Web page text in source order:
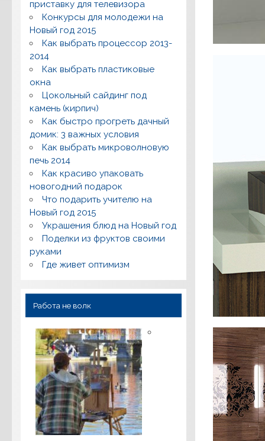
приставку для телевизора
Конкурсы для молодежи на
Новый год 2015
Как выбрать процессор 2013-
2014
Как выбрать пластиковые
окна
Цокольный сайдинг под
камень (кирпич)
Как быстро прогреть дачный
домик: 3 важных условия
Как выбрать микроволновую
печь 2014
Как красиво упаковать
новогодний подарок
Что подарить учителю на
Новый год 2015
Украшения блюд на Новый год
Поделки из фруктов своими
руками
Где живет оптимизм
Работа не волк